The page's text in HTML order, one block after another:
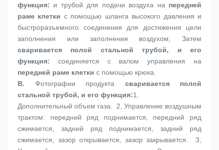
функция: и трубой для подачи воздуха на передней
раме клетки с помощью шланга высокого давления и
быстроразъемного соединения для достижения цели
сваривается полой стальной трубой, и его
функция:
передней раме клетки с помощью крюка.
B. Фотографии продукта сваривается полой
стальной трубой, и его функция:1,
Дополнительный объем газа.  2, Управление воздушным
трактом: передний ряд поднимается, передний ряд
сжимается, задний ряд поднимается, задний ряд
сжимается, зазор открывается, зазор закрывается.  3,